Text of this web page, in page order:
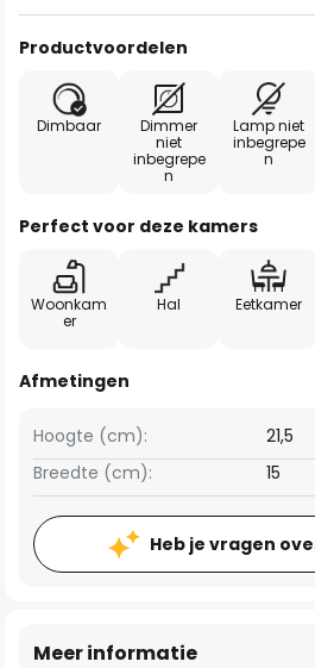
Productvoordelen
Dimbaar
Dimmer
niet
inbegrepe
n
Lamp niet
inbegrepe
n
Perfect voor deze kamers
Woonkam
er
Hal Eetkamer
Afmetingen
Breedte (cm): 15
Hoogte (cm): 21,5
Heb je vragen
Meer informatie